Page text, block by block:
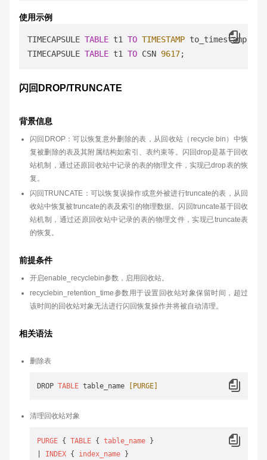
使用示例
TIMECAPSULE TABLE t1 TO TIMESTAMP to_timestamp (
TIMECAPSULE TABLE t1 TO CSN 9617
闪回DROP/TRUNCATE
背景信息
闪回DROP：可以恢复意外删除的表，从回收站（recycle bin）中恢
复被删除的表及其附属结构如索引、表约束等。闪回drop是基于回收
站机制，通过还原回收站中记录的表的物理文件，实现已drop表的恢
复。
闪回TRUNCATE：可以恢复误操作或意外被进行truncate的表，从回
收站中恢复被truncate的表及索引的物理数据。闪回truncate基于回收
站机制，通过还原回收站中记录的表的物理文件，实现已truncate表
的恢复。
前提条件
开启enable_recyclebin参数，启用回收站。
recyclebin_retention_time参数用于设置回收站对象保留时间，超过
该时间的回收站对象无法进行闪回恢复操作并将被自动清理。
相关语法
删除表
DROP TABLE table_name [PURGE]
清理回收站对象
PURGE { TABLE { table_name }
INDEX { index_name }